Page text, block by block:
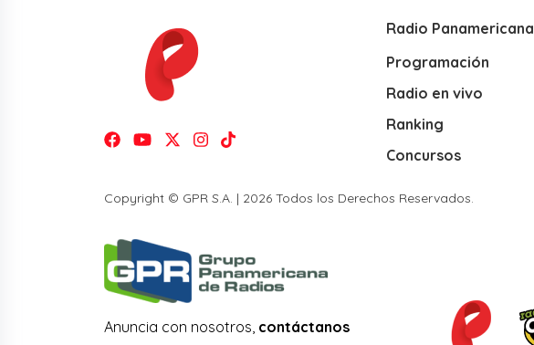
Radio Panamericana
Programación
Radio en vivo
Ranking
Concursos
Copyright © GPR S.A. | 2026 Todos los Derechos Reservados.
Anuncia con nosotros, contáctanos